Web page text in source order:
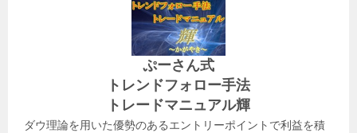
ぷーさん式
トレンドフォロー手法
トレードマニュアル輝
ダウ理論を用いた優勢のあるエントリーポイントで利益を積